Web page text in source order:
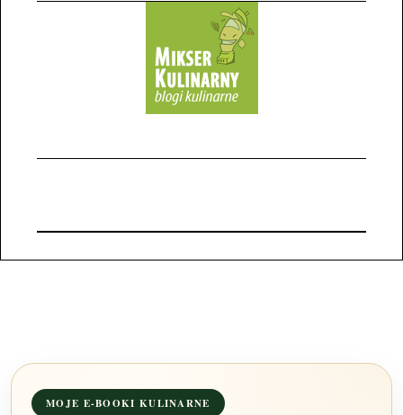
MOJE E-BOOKI KULINARNE